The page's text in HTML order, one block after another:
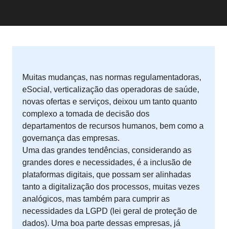
Muitas mudanças, nas normas regulamentadoras,
eSocial, verticalização das operadoras de saúde,
novas ofertas e serviços, deixou um tanto quanto
complexo a tomada de decisão dos
departamentos de recursos humanos, bem como a
governança das empresas.
Uma das grandes tendências, considerando as
grandes dores e necessidades, é a inclusão de
plataformas digitais, que possam ser alinhadas
tanto a digitalização dos processos, muitas vezes
analógicos, mas também para cumprir as
necessidades da LGPD (lei geral de proteção de
dados). Uma boa parte dessas empresas, já